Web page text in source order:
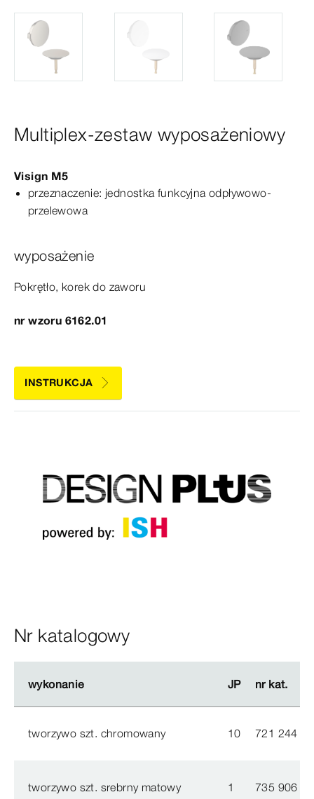
Multiplex-zestaw wyposażeniowy
Visign M5
przeznaczenie: jednostka funkcyjna odpływowo-​
przelewowa
wyposażenie
Pokrętło, korek do zaworu
nr wzoru 6162.01
INSTRUKCJA
Nr katalogowy
wykonanie JP nr kat.
wykonanie JP nr kat.
tworzywo szt. chromowany 10 721 244
tworzywo szt. srebrny matowy 1 735 906